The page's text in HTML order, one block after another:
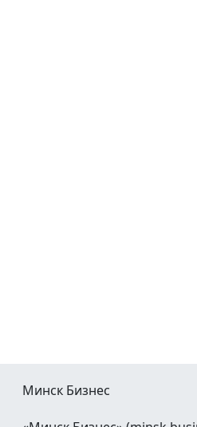
Минск Бизнес